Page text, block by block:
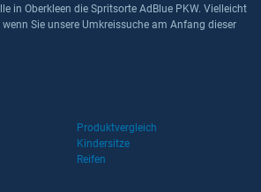
in Oberkleen die Spritsorte AdBlue PKW. Vielleicht
Sie unsere Umkreissuche am Anfang dieser
Produktvergleich
Kindersitze
Reifen